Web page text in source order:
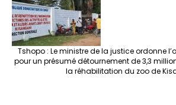
Tshopo : Le ministre de la justice ordonne
pour un présumé détournement de 3,3
la réhabilitation du zoo de